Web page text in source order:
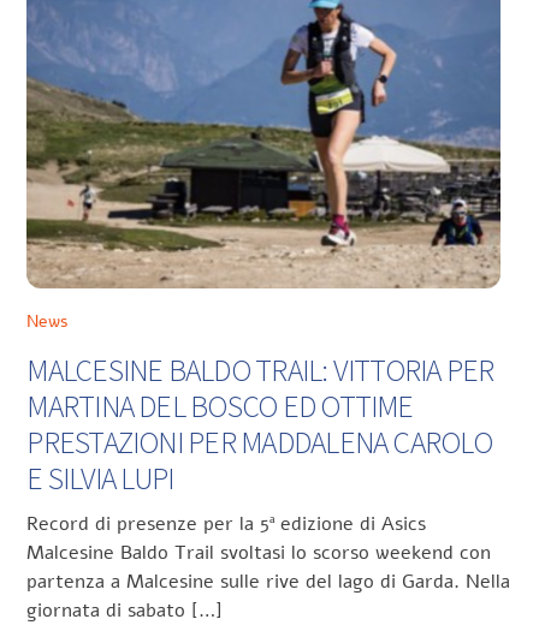
News
MALCESINE BALDO TRAIL: VITTORIA PER
MARTINA DEL BOSCO ED OTTIME
PRESTAZIONI PER MADDALENA CAROLO
E SILVIA LUPI
Record di presenze per la 5ª edizione di Asics
Malcesine Baldo Trail svoltasi lo scorso weekend con
partenza a Malcesine sulle rive del lago di Garda. Nella
giornata di sabato […]